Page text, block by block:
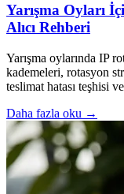
Yarışma Oyları
Alıcı Rehberi
Yarışma oylarında IP
kademeleri, rotasyon
teslimat hatası teşhisi
Daha fazla oku →